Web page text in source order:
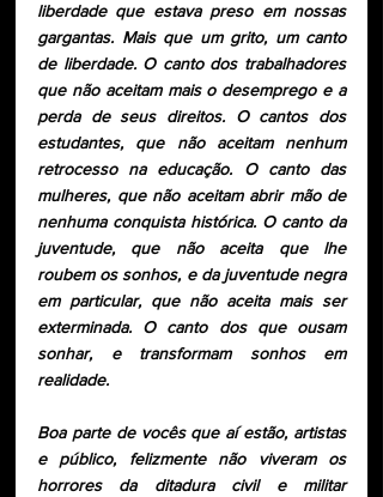
liberdade que estava preso em nossas
gargantas. Mais que um grito, um canto
de liberdade. O canto dos trabalhadores
que não aceitam mais o desemprego e a
perda de seus direitos. O cantos dos
estudantes, que não aceitam nenhum
retrocesso na educação. O canto das
mulheres, que não aceitam abrir mão de
nenhuma conquista histórica. O canto da
juventude, que não aceita que lhe
roubem os sonhos, e da juventude negra
em particular, que não aceita mais ser
exterminada. O canto dos que ousam
sonhar, e transformam sonhos em
realidade.
Boa parte de vocês que aí estão, artistas
e público, felizmente não viveram os
horrores da ditadura civil e militar